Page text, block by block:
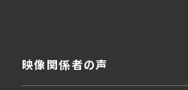
映像関係者の声